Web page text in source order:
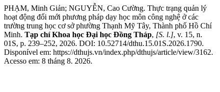
PHẠM, Minh Giản; NGUYỄN, Cao Cường. Thực trạng quản lý
hoạt động đổi mới phương pháp dạy học môn công nghệ ở các
trường trung học cơ sở phường Thạnh Mỹ Tây, Thành phố Hồ Chí
Minh. Tạp chí Khoa học Đại học Đồng Tháp, [S. l.], v. 15, n.
01S, p. 239–252, 2026. DOI: 10.52714/dthu.15.01S.2026.1790.
Disponível em: https://dthujs.vn/index.php/dthujs/article/view/3162.
Acesso em: 8 tháng 8. 2026.